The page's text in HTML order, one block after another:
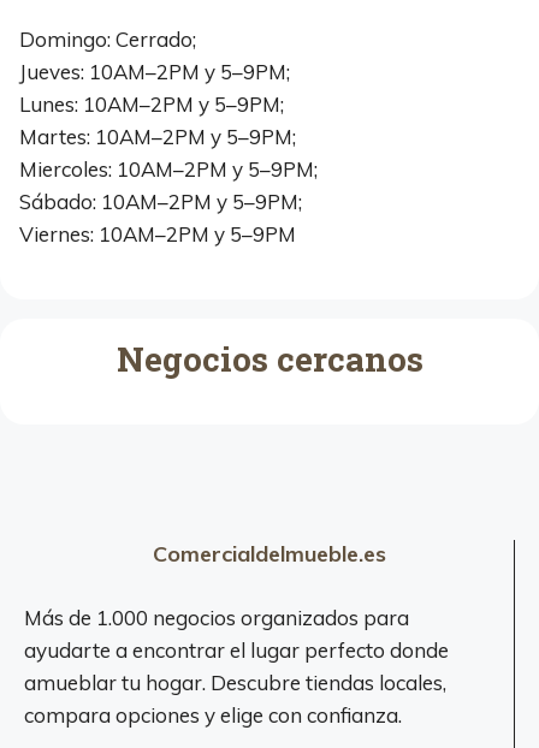
Domingo: Cerrado;
Jueves: 10AM–2PM y 5–9PM;
Lunes: 10AM–2PM y 5–9PM;
Martes: 10AM–2PM y 5–9PM;
Miercoles: 10AM–2PM y 5–9PM;
Sábado: 10AM–2PM y 5–9PM;
Viernes: 10AM–2PM y 5–9PM
Negocios cercanos
Comercialdelmueble.es
Más de 1.000 negocios organizados para
ayudarte a encontrar el lugar perfecto donde
amueblar tu hogar. Descubre tiendas locales,
compara opciones y elige con confianza.